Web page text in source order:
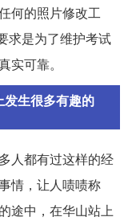
何的照片修改工
求是为了维护考试
实可靠。
生很多有趣的
人都有过这样的经
情，让人啧啧称
途中，在华山站上